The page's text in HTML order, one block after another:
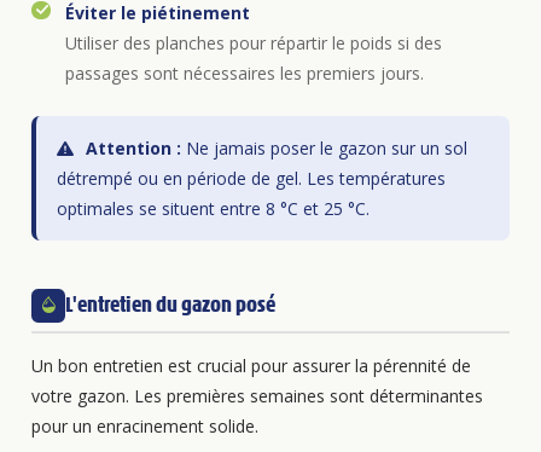
Éviter le piétinement
Utiliser des planches pour répartir le poids si des
passages sont nécessaires les premiers jours.
Attention : Ne jamais poser le gazon sur un sol
détrempé ou en période de gel. Les températures
optimales se situent entre 8 °C et 25 °C.
L'entretien du gazon posé
Un bon entretien est crucial pour assurer la pérennité de
votre gazon. Les premières semaines sont déterminantes
pour un enracinement solide.